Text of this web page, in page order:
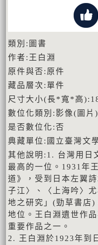
類別:圖書
作者:王白淵
原件與否:原件
藏品層次:單件
尺寸大小(長*寬*高
數位化類別:影像(圖片)
是否數位化:否
典藏單位:國立臺灣文
其他說明:1. 台灣用日
最高的一位。1931年
道》，受到日本左翼
子江〉、〈上海吟〉
地之研究」(勁草書店)
地位。王白淵遺世作
重要作品之一。
2. 王白淵於1923年到